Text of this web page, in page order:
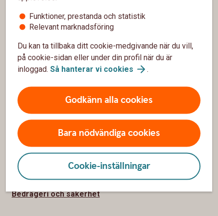
Funktioner, prestanda och statistik
Relevant marknadsföring
Du kan ta tillbaka ditt cookie-medgivande när du vill,
på cookie-sidan eller under din profil när du är
inloggad. Så hanterar vi cookies .
Godkänn alla cookies
Bara nödvändiga cookies
Cookie-inställningar
Vår verksamhet
Jobba hos oss
Säkerhet och integritet
Ta tillbaka cookie-medgivande
Så hanterar vi cookies
Behandling av personuppgifter
Bedrägeri och säkerhet